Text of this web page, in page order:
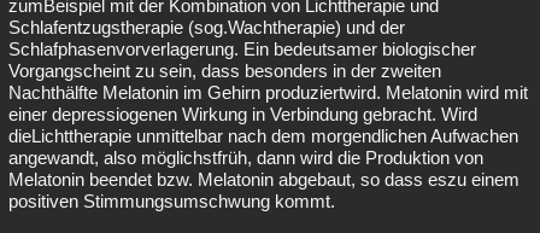
zumBeispiel mit der Kombination von Lichttherapie und
Schlafentzugstherapie (sog.Wachtherapie) und der
Schlafphasenvorverlagerung. Ein bedeutsamer biologischer
Vorgangscheint zu sein, dass besonders in der zweiten
Nachthälfte Melatonin im Gehirn produziertwird. Melatonin wird mit
einer depressiogenen Wirkung in Verbindung gebracht. Wird
dieLichttherapie unmittelbar nach dem morgendlichen Aufwachen
angewandt, also möglichstfrüh, dann wird die Produktion von
Melatonin beendet bzw. Melatonin abgebaut, so dass eszu einem
positiven Stimmungsumschwung kommt.